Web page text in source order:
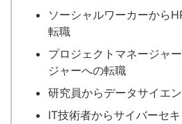
ソーシャルワーカーから
転職
プロジェクトマネージャ
ジャーへの転職
研究員からデータサイエ
IT技術者からサイバーセ